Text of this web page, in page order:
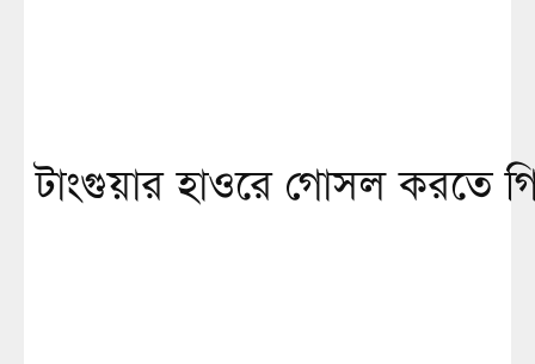
টাংগুয়ার হাওরে গোসল করতে